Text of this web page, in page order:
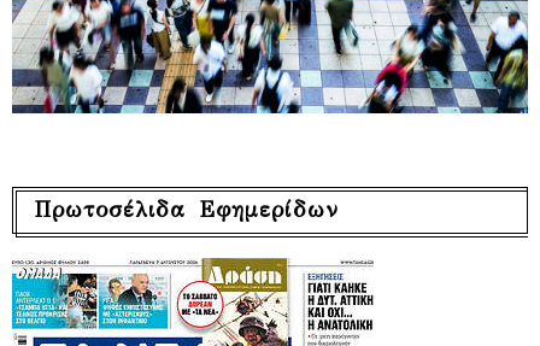
Πρωτοσέλιδα Εφημερίδων